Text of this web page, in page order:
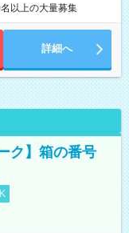
日3時間～8時間のシフ
以上の大量募集
詳細へ
ク】箱の番号